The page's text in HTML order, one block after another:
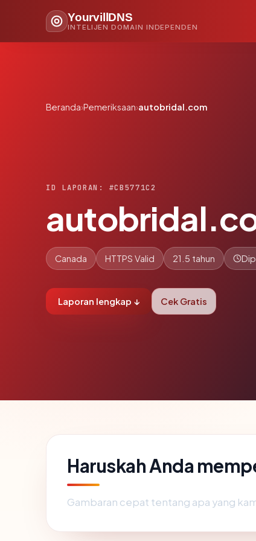
YourvillDNS
INTELIJEN DOMAIN INDEPENDEN
Beranda›Pemeriksaan›autobridal.com
ID LAPORAN: #CB5771C2
Canada HTTPS Valid 21.5 tahun
Laporan lengkap ↓ Cek Gratis
Haruskah Anda
Gambaran cepat tentang apa yang